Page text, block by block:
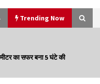
Trending Now
विश्व अल्पसंख्यक अधिकार दिवस
मदरसों का नाम अब्दुल कलाम के नाम
का सफर बना 5 घंटे की